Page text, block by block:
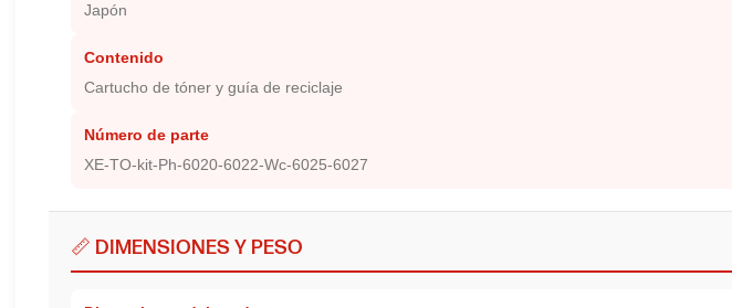
Japón
Contenido
Cartucho de tóner y guía de reciclaje
Número de parte
XE-TO-kit-Ph-6020-6022-Wc-6025-6027
📏 DIMENSIONES Y PESO